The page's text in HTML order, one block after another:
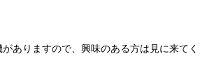
ありますので、興味のある方は見に来てく